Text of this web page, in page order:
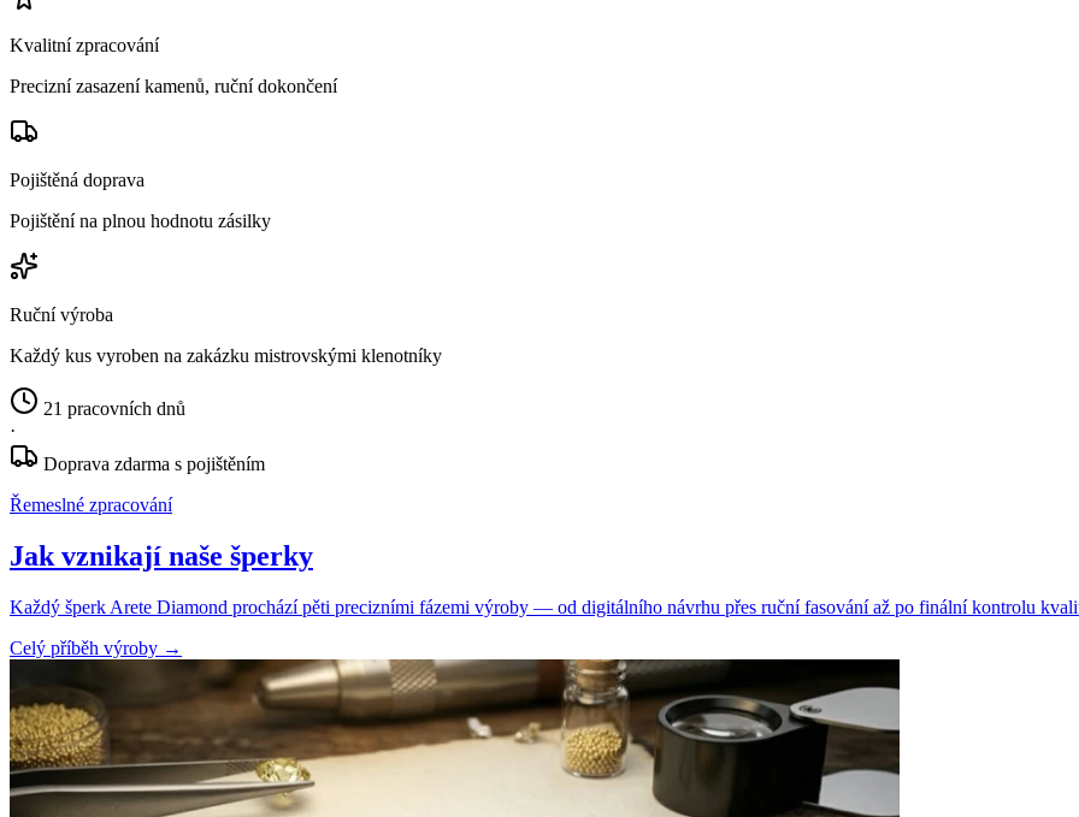
Kvalitní zpracování
Precizní zasazení kamenů, ruční dokončení
Pojištěná doprava
Pojištění na plnou hodnotu zásilky
Ruční výroba
Každý kus vyroben na zakázku mistrovskými klenotníky
21 pracovních dnů
·
Doprava zdarma s pojištěním
Řemeslné zpracování
Jak vznikají naše šperky
Každý šperk Arete Diamond prochází pěti precizními fázemi výroby — od digitálního návrhu přes ruční fasování až po finální kontrolu
Celý příběh výroby →